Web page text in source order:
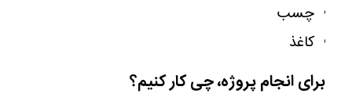
چسب
کاغذ
برای انجام پروژه، چی کار کنیم؟